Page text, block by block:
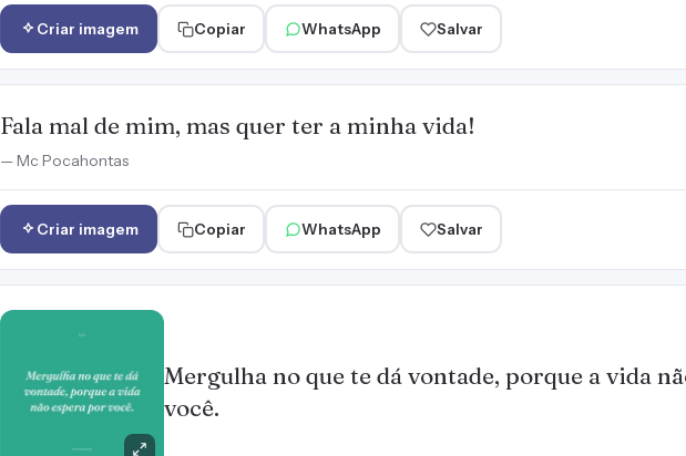
Criar imagem Copiar WhatsApp Salvar
Fala mal de mim, mas quer ter a minha vida!
— Mc Pocahontas
Criar imagem Copiar WhatsApp Salvar
Mergulha no que te dá vontade, porque a vida
você.